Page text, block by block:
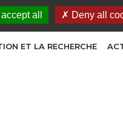
ET LA RECHERCHE
all Deny all